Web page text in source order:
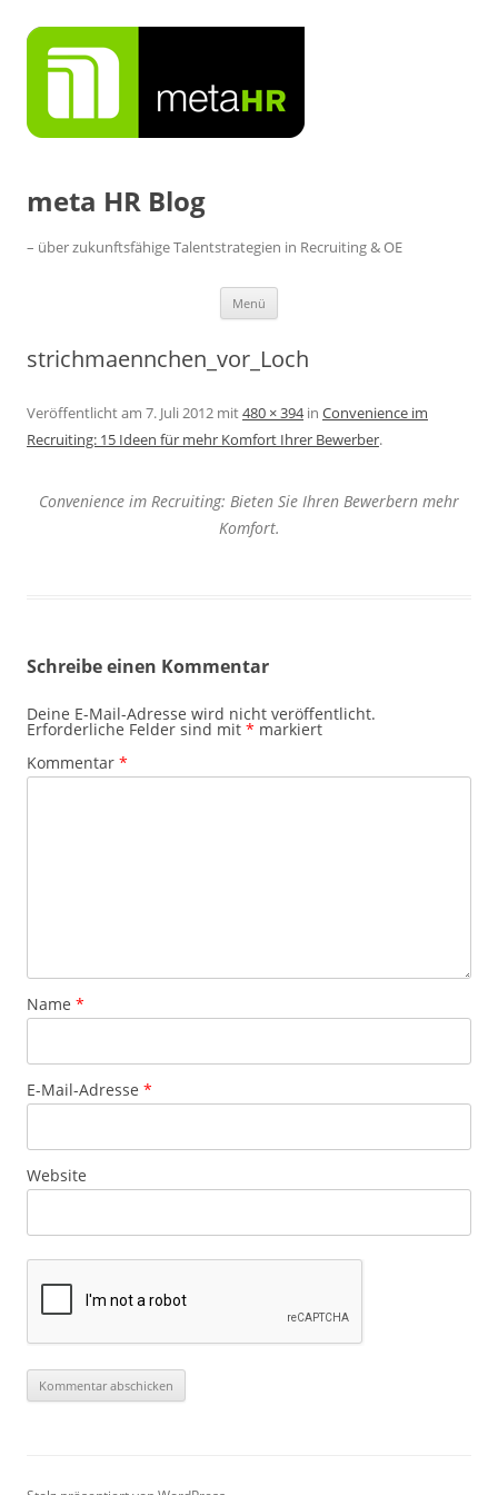
Inhalt
springen
meta HR Blog
– über zukunftsfähige Talentstrategien in Recruiting & OE
Menü
strichmaennchen_vor_Loch
Veröffentlicht am 7. Juli 2012 mit480 × 394in Convenience im
Recruiting: 15 Ideen für mehr Komfort Ihrer Bewerber.
Convenience im Recruiting: Bieten Sie Ihren Bewerbern mehr
Komfort.
Schreibe einen Kommentar
Deine E-Mail-Adresse wird nicht veröffentlicht.
Erforderliche Felder sind mit * markiert
Kommentar *
Name *
E-Mail-Adresse *
Website